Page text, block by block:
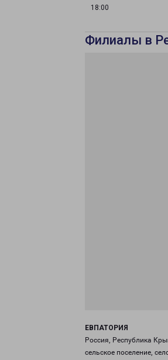
18:00
Филиалы в
ЕВПАТОРИЯ
Россия, Республика
сельское поселение,